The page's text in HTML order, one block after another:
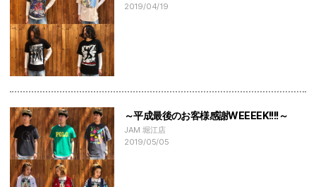
2019/04/19
～平成最後のお客様感謝WEEEEK!!!!～
JAM 堀江店
2019/05/05